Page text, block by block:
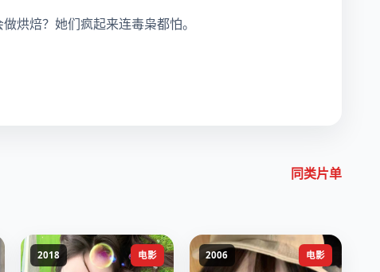
烘焙？她们疯起来连毒枭都怕。
同类片单
电影
2018 电影
2006